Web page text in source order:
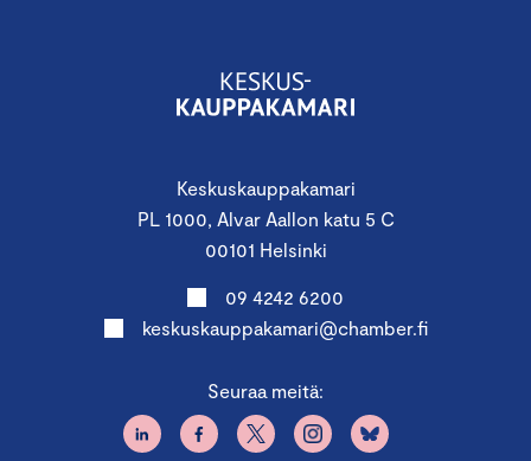
Keskuskauppakamari
PL 1000, Alvar Aallon katu 5 C
00101 Helsinki
09 4242 6200
keskuskauppakamari@chamber.fi
Seuraa meitä: